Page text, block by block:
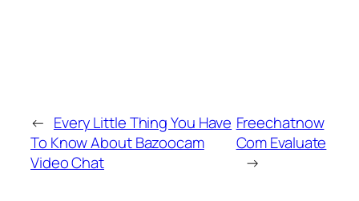
← Every Little Thing You Have
To Know About Bazoocam
Video Chat
Freechatnow
Com Evaluate
→